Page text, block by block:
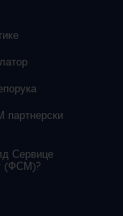
Сервице
(ФСМ)?